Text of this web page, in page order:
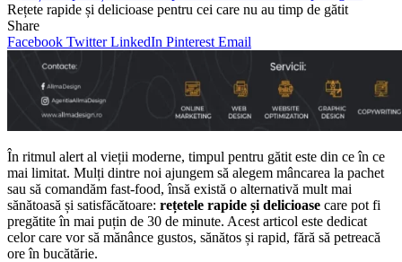
Rețete rapide și delicioase pentru cei care nu au timp de gătit
Share
Facebook Twitter LinkedIn Pinterest Email
În ritmul alert al vieții moderne, timpul pentru gătit este din ce în ce
mai limitat. Mulți dintre noi ajungem să alegem mâncarea la pachet
sau să comandăm fast-food, însă există o alternativă mult mai
sănătoasă și satisfăcătoare: rețetele rapide și delicioase care pot fi
pregătite în mai puțin de 30 de minute. Acest articol este dedicat
celor care vor să mănânce gustos, sănătos și rapid, fără să petreacă
ore în bucătărie.